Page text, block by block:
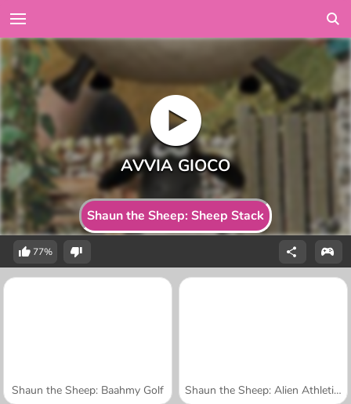
Shaun the Sheep: Sheep Stack
77%
Shaun the Sheep: Baahmy Golf Shaun the Sheep: Alien Athletics